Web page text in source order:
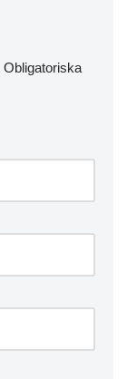
Obligatoriska